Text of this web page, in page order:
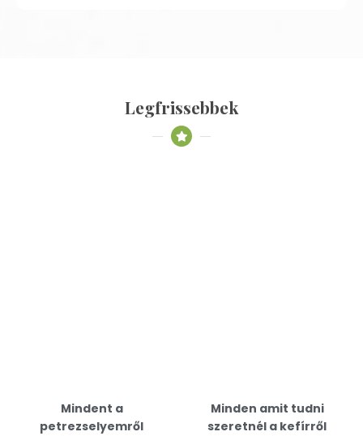
Legfrissebbek
Mindent a
petrezselyemről
Minden amit tudni
szeretnél a kefírről